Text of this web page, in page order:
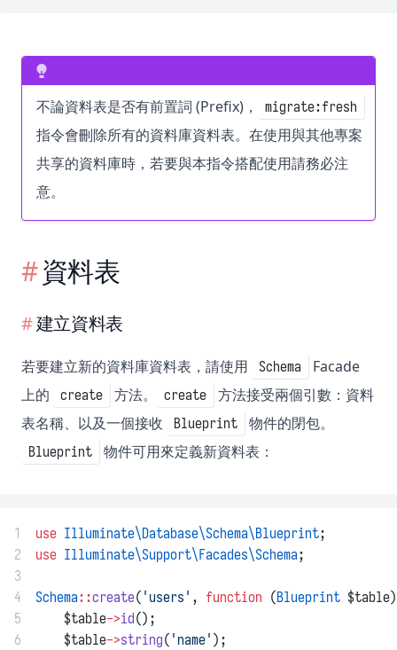
不論資料表是否有前置詞 (Prefix)， migrate:fresh
指令會刪除所有的資料庫資料表。在使用與其他專案
共享的資料庫時，若要與本指令搭配使用請務必注
意。
資料表
建立資料表
若要建立新的資料庫資料表，請使用 Schema
Facade
上的
create 方法。 create
方法接受兩個引數：資料
表名稱、以及一個接收
Blueprint 物件的閉包。
Blueprint 物件可用來定義新資料表：
1 use Illuminate\Database\Schema\Blueprint;
2
use Illuminate\Support\Facades\Schema;
3
4
Schema::create( 'users' , function (Blueprint
5
    $table
->id();
6
    $table
->string( 'name' );